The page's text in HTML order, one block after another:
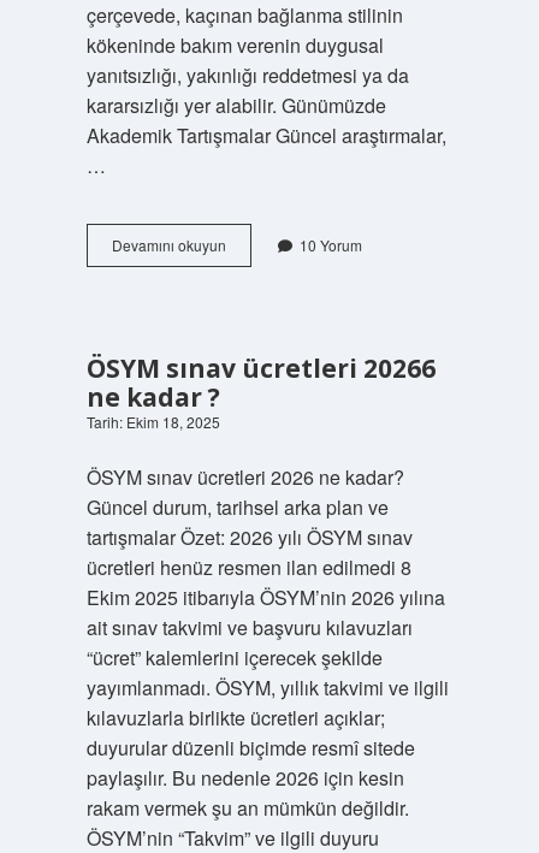
çerçevede, kaçınan bağlanma stilinin
kökeninde bakım verenin duygusal
yanıtsızlığı, yakınlığı reddetmesi ya da
kararsızlığı yer alabilir. Günümüzde
Akademik Tartışmalar Güncel araştırmalar,
…
Devamını okuyunKaçıngan
bağlanma
davranmalı
10 Yorum
ÖSYM sınav ücretleri 20266
ne kadar ?
Tarih: Ekim 18, 2025
ÖSYM sınav ücretleri 2026 ne kadar?
Güncel durum, tarihsel arka plan ve
tartışmalar Özet: 2026 yılı ÖSYM sınav
ücretleri henüz resmen ilan edilmedi 8
Ekim 2025 itibarıyla ÖSYM’nin 2026 yılına
ait sınav takvimi ve başvuru kılavuzları
“ücret” kalemlerini içerecek şekilde
yayımlanmadı. ÖSYM, yıllık takvimi ve ilgili
kılavuzlarla birlikte ücretleri açıklar;
duyurular düzenli biçimde resmî sitede
paylaşılır. Bu nedenle 2026 için kesin
rakam vermek şu an mümkün değildir.
ÖSYM’nin “Takvim” ve ilgili duyuru